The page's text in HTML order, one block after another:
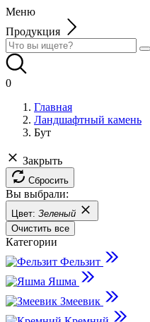
Меню
Продукция
0
Главная
Ландшафтный камень
Бут
Закрыть
Сбросить
Вы выбрали:
Цвет: Зеленый
Очистить все
Категории
Фельзит
Яшма
Змеевик